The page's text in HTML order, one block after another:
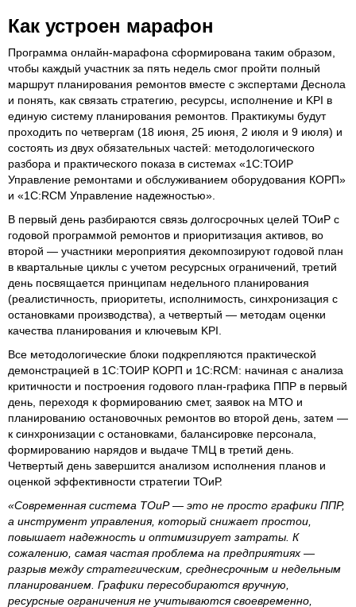
Как устроен марафон
Программа онлайн-марафона сформирована таким образом,
чтобы каждый участник за пять недель смог пройти полный
маршрут планирования ремонтов вместе с экспертами Деснола
и понять, как связать стратегию, ресурсы, исполнение и KPI в
единую систему планирования ремонтов. Практикумы будут
проходить по четвергам (18 июня, 25 июня, 2 июля и 9 июля) и
состоять из двух обязательных частей: методологического
разбора и практического показа в системах «1С:ТОИР
Управление ремонтами и обслуживанием оборудования КОРП»
и «1С:RCM Управление надежностью».
В первый день разбираются связь долгосрочных целей ТОиР с
годовой программой ремонтов и приоритизация активов, во
второй — участники мероприятия декомпозируют годовой план
в квартальные циклы с учетом ресурсных ограничений, третий
день посвящается принципам недельного планирования
(реалистичность, приоритеты, исполнимость, синхронизация с
остановками производства), а четвертый — методам оценки
качества планирования и ключевым KPI.
Все методологические блоки подкрепляются практической
демонстрацией в 1С:ТОИР КОРП и 1С:RCM: начиная с анализа
критичности и построения годового план-графика ППР в первый
день, переходя к формированию смет, заявок на МТО и
планированию остановочных ремонтов во второй день, затем —
к синхронизации с остановками, балансировке персонала,
формированию нарядов и выдаче ТМЦ в третий день.
Четвертый день завершится анализом исполнения планов и
оценкой эффективности стратегии ТОиР.
«Современная система ТОиР — это не просто графики ППР,
а инструмент управления, который снижает простои,
повышает надежность и оптимизирует затраты. К
сожалению, самая частая проблема на предприятиях —
разрыв между стратегическим, среднесрочным и недельным
планированием. Графики пересобираются вручную,
ресурсные ограничения не учитываются своевременно,